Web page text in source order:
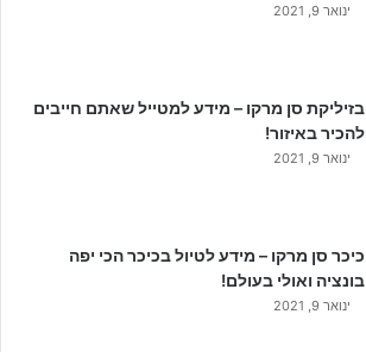
ינואר 9, 2021
בזיליקת סן מרקו – מידע למטייל שאתם חייבים
להכיר באיזור!
ינואר 9, 2021
כיכר סן מרקו – מידע לטיול בכיכר הכי יפה
בונציה ואולי בעולם!
ינואר 9, 2021